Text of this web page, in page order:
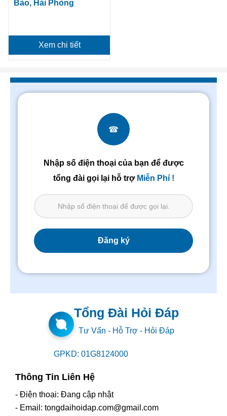
Bảo, Hải Phòng
Xem chi tiết
☎
Nhập số điện thoại của bạn để được
tổng đài gọi lại hỗ trợ Miễn Phí !
Tổng Đài Hỏi Đáp
Tư Vấn - Hỗ Trợ - Hỏi Đáp
GPKD: 01G8124000
Thông Tin Liên Hệ
- Điện thoại: Đang cập nhật
- Email: tongdaihoidap.com@gmail.com